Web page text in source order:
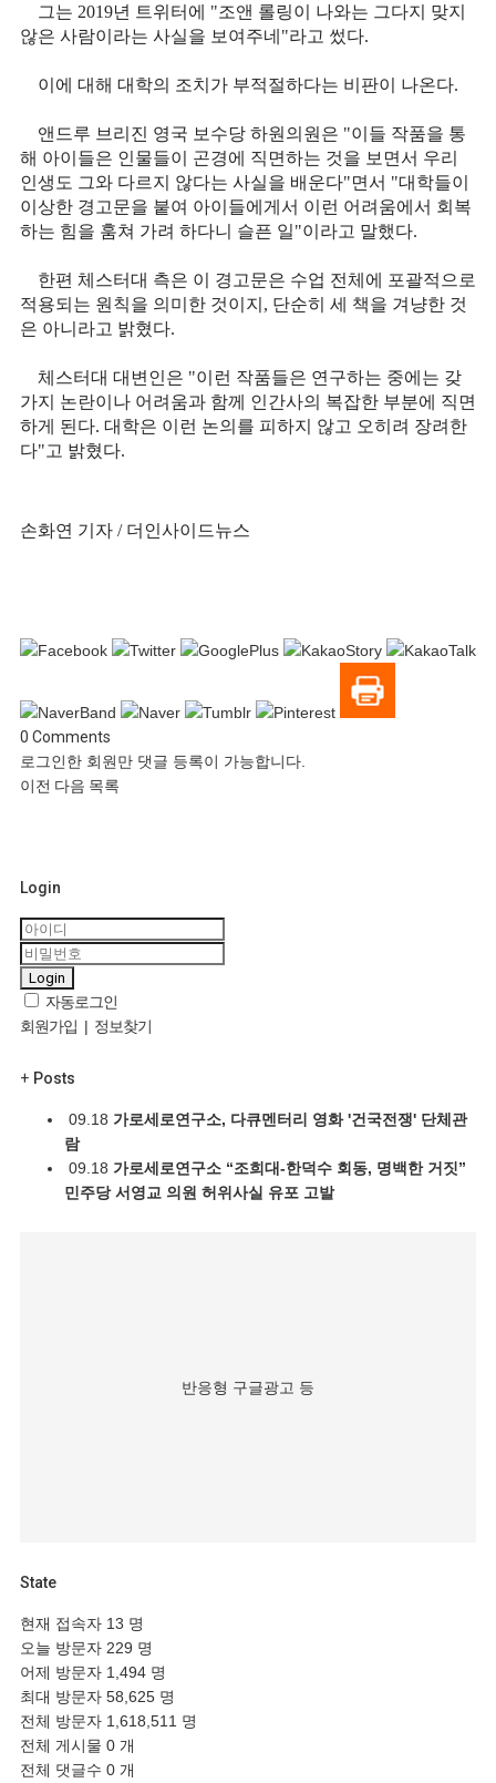
그는 2019년 트위터에 "조앤 롤링이 나와는 그다지 맞지
않은 사람이라는 사실을 보여주네"라고 썼다.
이에 대해 대학의 조치가 부적절하다는 비판이 나온다.
앤드루 브리진 영국 보수당 하원의원은 "이들 작품을 통
해 아이들은 인물들이 곤경에 직면하는 것을 보면서 우리
인생도 그와 다르지 않다는 사실을 배운다"면서 "대학들이
이상한 경고문을 붙여 아이들에게서 이런 어려움에서 회복
하는 힘을 훔쳐 가려 하다니 슬픈 일"이라고 말했다.
한편 체스터대 측은 이 경고문은 수업 전체에 포괄적으로
적용되는 원칙을 의미한 것이지, 단순히 세 책을 겨냥한 것
은 아니라고 밝혔다.
체스터대 대변인은 "이런 작품들은 연구하는 중에는 갖
가지 논란이나 어려움과 함께 인간사의 복잡한 부분에 직면
하게 된다. 대학은 이런 논의를 피하지 않고 오히려 장려한
다"고 밝혔다.
손화연 기자 / 더인사이드뉴스
0 Comments
로그인한 회원만 댓글 등록이 가능합니다.
이전 다음 목록
Login
Login
자동로그인
회원가입 | 정보찾기
+ Posts
09.18 가로세로연구소, 다큐멘터리 영화 '건국전쟁' 단체관
람
09.18 가로세로연구소 “조희대-한덕수 회동, 명백한 거짓”
민주당 서영교 의원 허위사실 유포 고발
반응형 구글광고 등
State
현재 접속자 13 명
오늘 방문자 229 명
어제 방문자 1,494 명
최대 방문자 58,625 명
전체 방문자 1,618,511 명
전체 게시물 0 개
전체 댓글수 0 개